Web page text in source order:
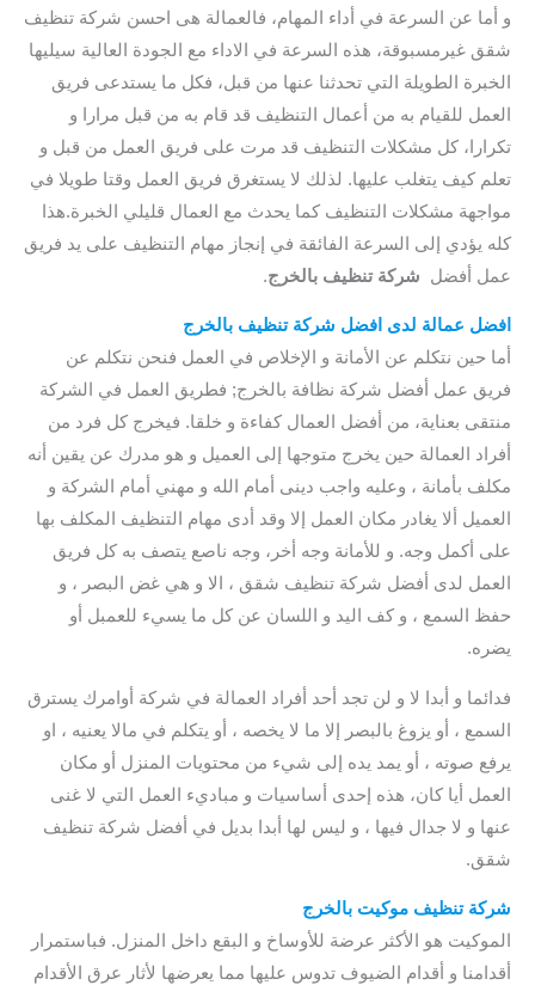
و أما عن السرعة في أداء المهام، فالعمالة هى احسن شركة تنظيف
شقق غيرمسبوقة، هذه السرعة في الاداء مع الجودة العالية سيليها
الخبرة الطويلة التي تحدثنا عنها من قبل، فكل ما يستدعى فريق
العمل للقيام به من أعمال التنظيف قد قام به من قبل مرارا و
تكرارا، كل مشكلات التنظيف قد مرت على فريق العمل من قبل و
تعلم كيف يتغلب عليها. لذلك لا يستغرق فريق العمل وقتا طويلا في
مواجهة مشكلات التنظيف كما يحدث مع العمال قليلي الخبرة.هذا
كله يؤدي إلى السرعة الفائقة في إنجاز مهام التنظيف على يد فريق
عمل أفضل
شركة تنظيف بالخرج.
افضل عمالة لدى افضل شركة تنظيف بالخرج
أما حين نتكلم عن الأمانة و الإخلاص في العمل فنحن نتكلم عن
فريق عمل أفضل شركة نظافة بالخرج; فطريق العمل في الشركة
منتقى بعناية، من أفضل العمال كفاءة و خلقا. فيخرج كل فرد من
أفراد العمالة حين يخرج متوجها إلى العميل و هو مدرك عن يقين أنه
مكلف بأمانة ، وعليه واجب دينى أمام الله و مهني أمام الشركة و
العميل ألا يغادر مكان العمل إلا وقد أدى مهام التنظيف المكلف بها
على أكمل وجه. و للأمانة وجه أخر، وجه ناصع يتصف به كل فريق
العمل لدى أفضل شركة تنظيف شقق ، الا و هي غض البصر ، و
حفظ السمع ، و كف اليد و اللسان عن كل ما يسيء للعمبل أو
يضره.
فدائما و أبدا لا و لن تجد أحد أفراد العمالة في شركة أوامرك يسترق
السمع ، أو يزوغ بالبصر إلا ما لا يخصه ، أو يتكلم في مالا يعنيه ، او
يرفع صوته ، أو يمد يده إلى شيء من محتويات المنزل أو مكان
العمل أيا كان، هذه إحدى أساسيات و مباديء العمل التي لا غنى
عنها و لا جدال فيها ، و ليس لها أبدا بديل في أفضل شركة تنظيف
شقق.
شركة تنظيف موكيت بالخرج
الموكيت هو الأكثر عرضة للأوساخ و البقع داخل المنزل. فباستمرار
أقدامنا و أقدام الضيوف تدوس عليها مما يعرضها لأثار عرق الأقدام